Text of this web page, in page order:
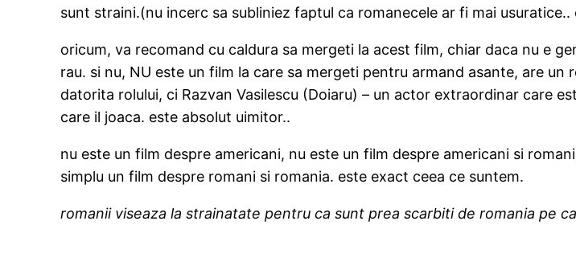
sunt straini.(nu incerc sa subliniez faptul ca romanecele ar fi mai
oricum, va recomand cu caldura sa mergeti la acest film, chiar daca nu e
rau. si nu, NU este un film la care sa mergeti pentru armand asante, are
datorita rolului, ci Razvan Vasilescu (Doiaru) – un actor extraordinar care
care il joaca. este absolut uimitor..
nu este un film despre americani, nu este un film despre americani si
simplu un film despre romani si romania. este exact ceea ce suntem.
romanii viseaza la strainatate pentru ca sunt prea scarbiti de romania pe